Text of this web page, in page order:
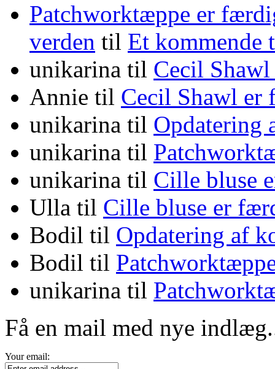
Patchworktæppe er
verden til Et
unikarina til Cecil
Annie til Cecil Shawl
unikarina til
unikarina til
unikarina til Cille bluse
Ulla til Cille bluse er
Bodil til Opdatering af
Bodil til
unikarina til
Få en mail med nye
Your email: